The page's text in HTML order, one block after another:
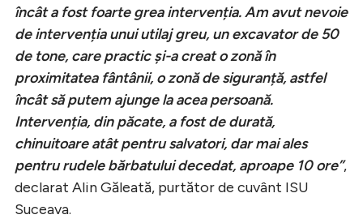
încât a fost foarte grea intervenția. Am avut nevoie
de intervenția unui utilaj greu, un excavator de 50
de tone, care practic și-a creat o zonă în
proximitatea fântânii, o zonă de siguranță, astfel
încât să putem ajunge la acea persoană.
Intervenția, din păcate, a fost de durată,
chinuitoare atât pentru salvatori, dar mai ales
pentru rudele bărbatului decedat, aproape 10 ore”,
declarat Alin Găleată, purtător de cuvânt ISU
Suceava.